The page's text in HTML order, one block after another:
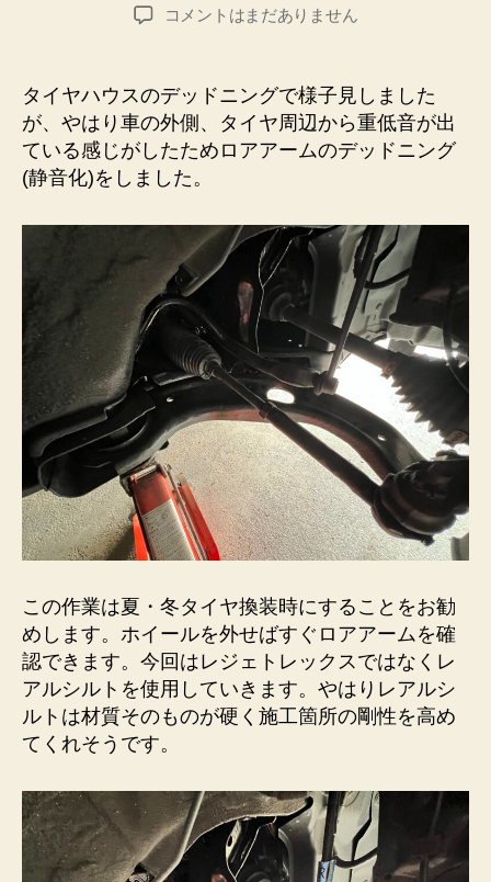
稿
日
ロ
ー
ム
の
デ
ッ
グ
へ
の
コメントはまだありません
タイヤハウスのデッドニングで様子見しました
が、やはり車の外側、タイヤ周辺から重低音が出
ている感じがしたためロアアームのデッドニング
(静音化)をしました。
この作業は夏・冬タイヤ換装時にすることをお勧
めします。ホイールを外せばすぐロアアームを確
認できます。今回はレジェトレックスではなくレ
アルシルトを使用していきます。やはりレアルシ
ルトは材質そのものが硬く施工箇所の剛性を高め
てくれそうです。